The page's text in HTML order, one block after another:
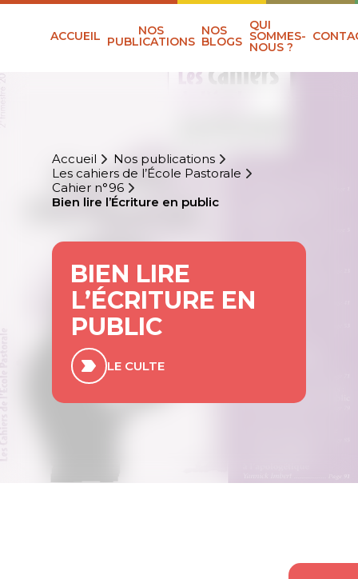
ACCUEIL NOS
PUBLICATIONS
NOS
BLOGS
QUI
SOMMES-
NOUS ?
Accueil
Nos publications
Les cahiers de l’École Pastorale
Cahier n°96
Bien lire l’Écriture en public
BIEN LIRE
L’ÉCRITURE EN
PUBLIC
LE CULTE